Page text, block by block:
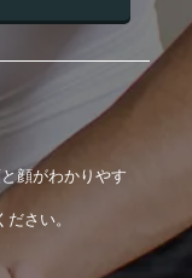
顔がわかりやす
さい。